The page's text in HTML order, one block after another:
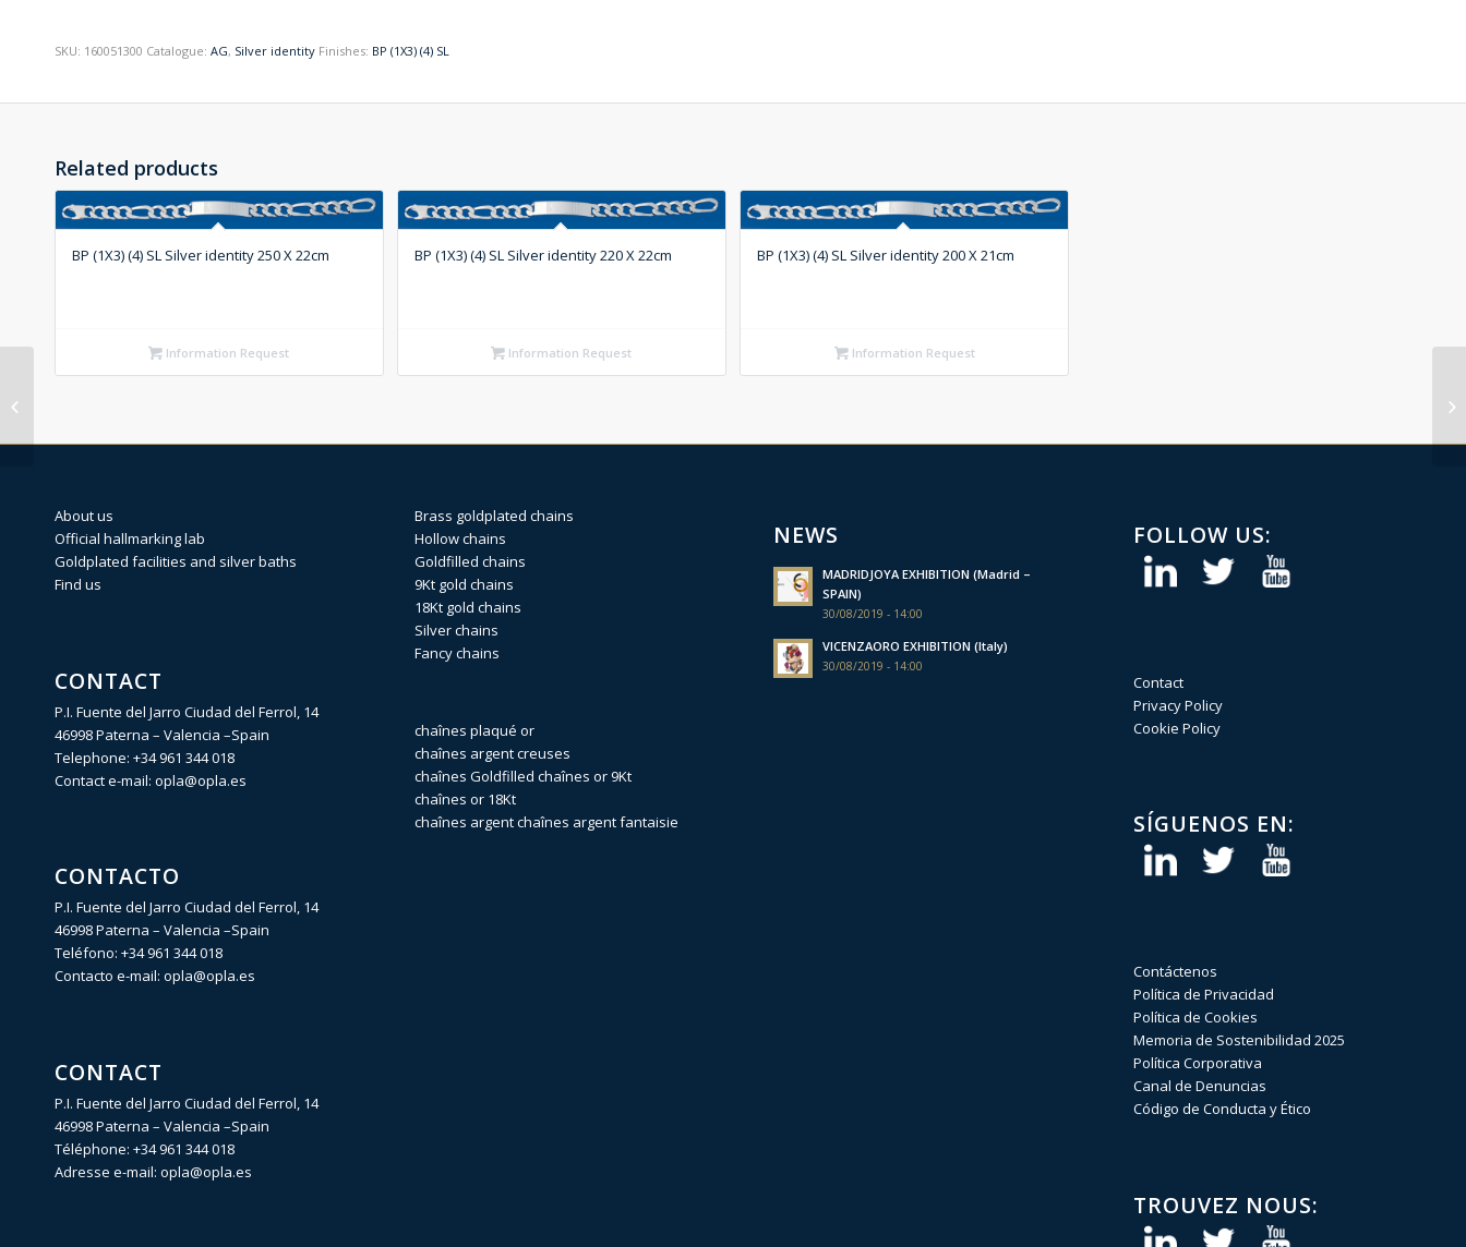
SKU: 160051300 Catalogue: AG, Silver identity Finishes: BP (1X3) (4) SL
Related products
BP (1X3) (4) SL Silver identity 250 X 22cm
Information Request
BP (1X3) (4) SL Silver identity 220 X 22cm
Information Request
BP (1X3) (4) SL Silver identity 200 X 21cm
Information Request
About us
Official hallmarking lab
Goldplated facilities and silver baths
Find us
CONTACT
P.I. Fuente del Jarro Ciudad del Ferrol, 14
46998 Paterna – Valencia –Spain
Telephone: +34 961 344 018
Contact e-mail: opla@opla.es
CONTACTO
P.I. Fuente del Jarro Ciudad del Ferrol, 14
46998 Paterna – Valencia –Spain
Teléfono: +34 961 344 018
Contacto e-mail: opla@opla.es
CONTACT
P.I. Fuente del Jarro Ciudad del Ferrol, 14
46998 Paterna – Valencia –Spain
Téléphone: +34 961 344 018
Adresse e-mail: opla@opla.es
Brass goldplated chains
Hollow chains
Goldfilled chains
9Kt gold chains
18Kt gold chains
Silver chains
Fancy chains
chaînes plaqué or
chaînes argent creuses
chaînes Goldfilled chaînes or 9Kt
chaînes or 18Kt
chaînes argentchaînes argent fantaisie
NEWS
MADRIDJOYA EXHIBITION (Madrid –
SPAIN)
30/08/2019 - 14:00
VICENZAORO EXHIBITION (Italy)
30/08/2019 - 14:00
FOLLOW US:
Contact
Privacy Policy
Cookie Policy
SÍGUENOS EN:
Contáctenos
Política de Privacidad
Política de Cookies
Memoria de Sostenibilidad 2025
Política Corporativa
Canal de Denuncias
Código de Conducta y Ético
TROUVEZ NOUS: